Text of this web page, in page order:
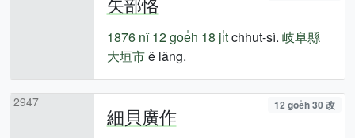
1876 nî 12 goe̍h 18 ji̍tchhut-sì. 岐阜縣
大垣市ê lâng.
2947
細貝廣作 12 goe̍h 30 改